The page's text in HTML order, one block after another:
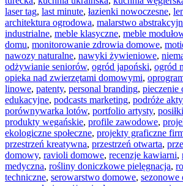
laser tag, last minute, łazienki nowoczesne,
architektura ogrodowa, malarstwo
industrialne, meble klasyczne, meble
domu, monitorowanie zdrowia domowe,
nawozy naturalne, nawyki żywieniowe,
odżywianie seniorów, ogród japoński, ogród
opieka nad zwierzętami domowymi,
linowe, patenty, personal branding, pieczenie
edukacyjne, podcasts marketing, podróże
porównywarka lotów, portfolio artysty,
produkty wegańskie, profile zawodowe,
ekologiczne społeczne, projekty graficzne
przestrzeń kreatywna, przestrzeń otwarta,
domowy, ravioli domowe, recenzje kawiarni,
medyczna, rośliny doniczkowe pielęgnacja,
techniczne, serowarstwo domowe, sezonowe